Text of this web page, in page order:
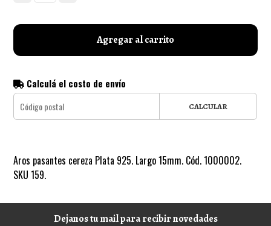
Agregar al carrito
Calculá el costo de envío
CALCULAR
Aros pasantes cereza Plata 925. Largo 15mm. Cód. 1000002.
SKU 159.
Dejanos tu mail para recibir novedades